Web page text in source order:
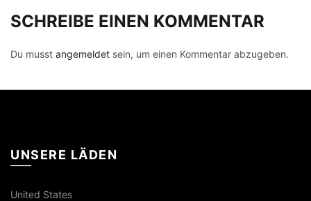
SCHREIBE EINEN KOMMENTAR
Du musst angemeldet sein, um einen Kommentar abzugeben.
UNSERE LÄDEN
United States